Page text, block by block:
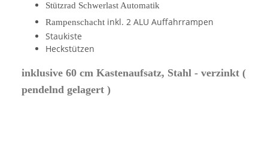
Stützrad Schwerlast Automatik
Rampenschacht inkl. 2 ALU Auffahrrampen
Staukiste
Heckstützen
inklusive 60 cm Kastenaufsatz, Stahl - verzinkt (
pendelnd gelagert )